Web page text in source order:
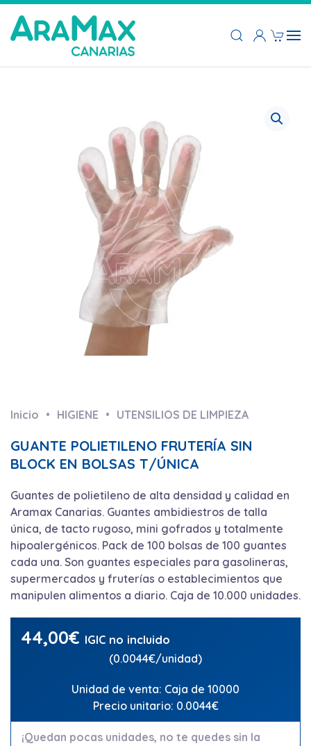
Inicio HIGIENE UTENSILIOS DE LIMPIEZA
GUANTE POLIETILENO FRUTERÍA SIN
BLOCK EN BOLSAS T/ÚNICA
Guantes de polietileno de alta densidad y calidad en
Aramax Canarias. Guantes ambidiestros de talla
única, de tacto rugoso, mini gofrados y totalmente
hipoalergénicos. Pack de 100 bolsas de 100 guantes
cada una. Son guantes especiales para gasolineras,
supermercados y fruterías o establecimientos que
manipulen alimentos a diario. Caja de 10.000 unidades.
44,00€ IGIC no incluido
(0.0044€/unidad)
Unidad de venta: Caja de 10000
Precio unitario: 0.0044€
¡Quedan pocas unidades, no te quedes sin la